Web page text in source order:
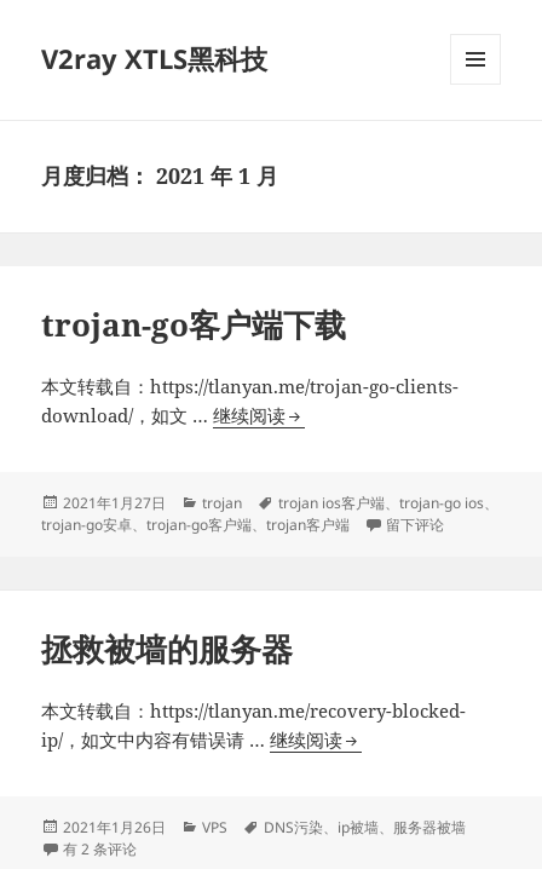
V2ray XTLS黑科技
月度归档：2021 年 1 月
trojan-go客户端下载
本文转载自：https://tlanyan.me/trojan-go-clients-
download/，如文 …继续阅读trojan-
户
端
发
布
2021年1月27日
分
类
trojan
标
签
trojan ios客户端、trojan-go ios、
trojan-go安卓、trojan-go客户端、trojan客户端 于trojan-go客户端下载
留下评论
拯救被墙的服务器
本文转载自：https://tlanyan.me/recovery-blocked-
ip/，如文中内容有错误请 …继续阅读拯
墙
发
布
2021年1月26日
分
VPS
标
DNS污染、 ip被墙、 服务器被墙
拯救被墙的服务器
有 2 条评论